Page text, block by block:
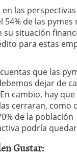
en las
54% de las
situación
para estas
que las
dejar de
cambio, hay
cerraran, como
de la población
podría
Gustar: